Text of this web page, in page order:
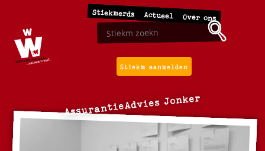
Stiekmerds Actueel Over ons
Stiekm aanmelden
AssurantieAdvies Jonker